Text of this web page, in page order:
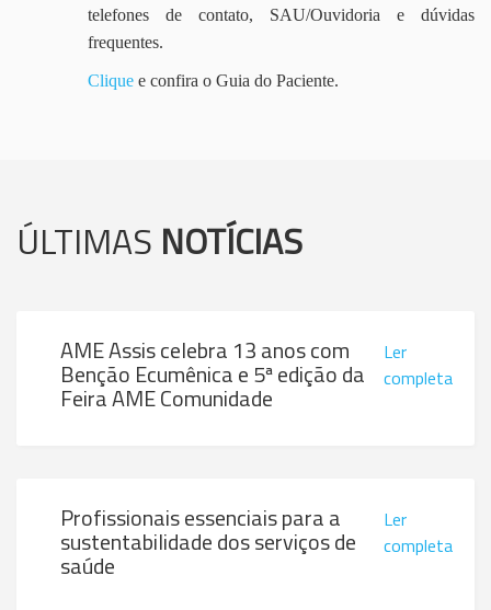
telefones de contato, SAU/Ouvidoria e dúvidas
frequentes.
Clique e confira o Guia do Paciente.
ÚLTIMAS NOTÍCIAS
AME Assis celebra 13 anos com
Benção Ecumênica e 5ª edição da
Feira AME Comunidade
Ler
completa
Profissionais essenciais para a
sustentabilidade dos serviços de
saúde
Ler
completa